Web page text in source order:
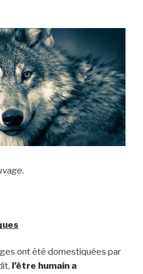
ont été domestiquées par
l’être humain a